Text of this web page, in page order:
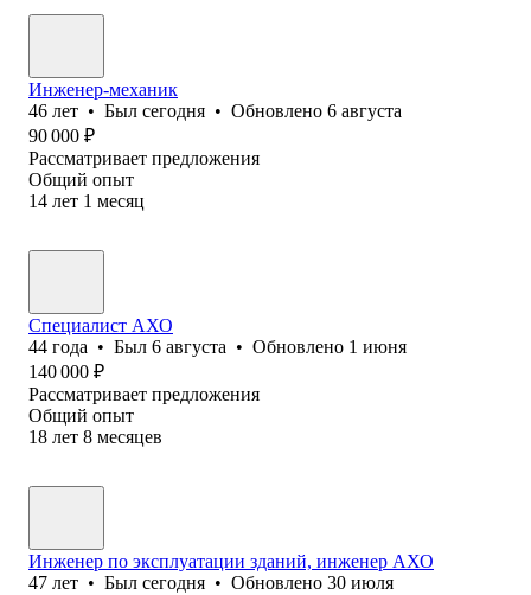
Инженер-механик
46 лет • Был сегодня • Обновлено 6 августа
90 000 ₽
Рассматривает предложения
Общий опыт
14 лет 1 месяц
Специалист АХО
44 года • Был 6 августа • Обновлено 1 июня
140 000 ₽
Рассматривает предложения
Общий опыт
18 лет 8 месяцев
Инженер по эксплуатации зданий, инженер АХО
47 лет • Был сегодня • Обновлено 30 июля